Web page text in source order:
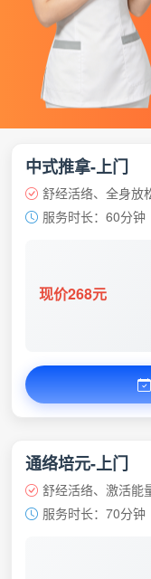
中式推拿-上门
舒经活络、全身放
服务时长：60分钟
现价268元
通络培元-上门
舒经活络、激活能
服务时长：70分钟